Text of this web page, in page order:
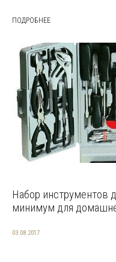
ПОДРОБНЕЕ
Набор инструментов
минимум для
03.08.2017